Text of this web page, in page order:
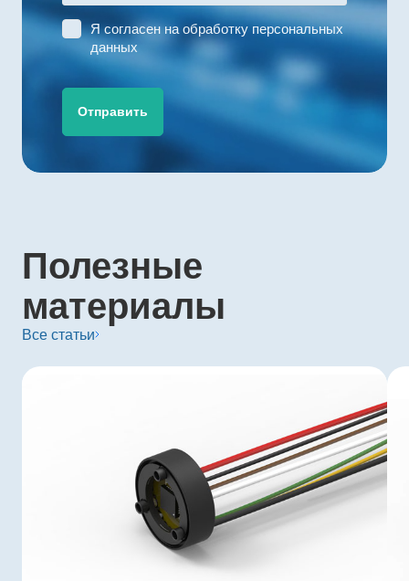
Я согласен на обработку персональных
данных
Отправить
Полезные
материалы
Все статьи